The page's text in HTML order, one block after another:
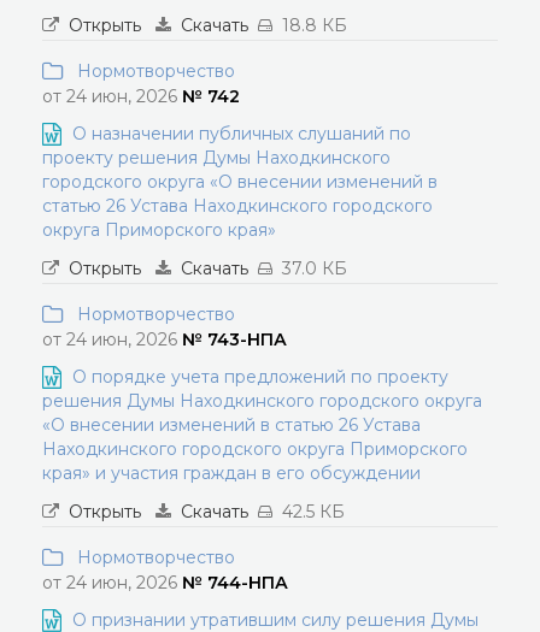
Открыть
Скачать 18.8 КБ
Нормотворчество
от 24 июн, 2026 № 742
О назначении публичных слушаний по
проекту решения Думы Находкинского
городского округа «О внесении изменений в
статью 26 Устава Находкинского городского
округа Приморского края»
Открыть
Скачать 37.0 КБ
Нормотворчество
от 24 июн, 2026 № 743-НПА
О порядке учета предложений по проекту
решения Думы Находкинского городского округа
«О внесении изменений в статью 26 Устава
Находкинского городского округа Приморского
края» и участия граждан в его обсуждении
Открыть
Скачать 42.5 КБ
Нормотворчество
от 24 июн, 2026 № 744-НПА
О признании утратившим силу решения Думы